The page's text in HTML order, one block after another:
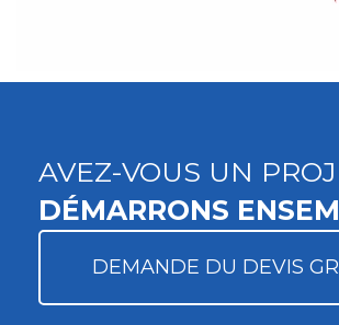
AVEZ-VOUS UN
DÉMARRONS
DEMANDE DU DEVIS